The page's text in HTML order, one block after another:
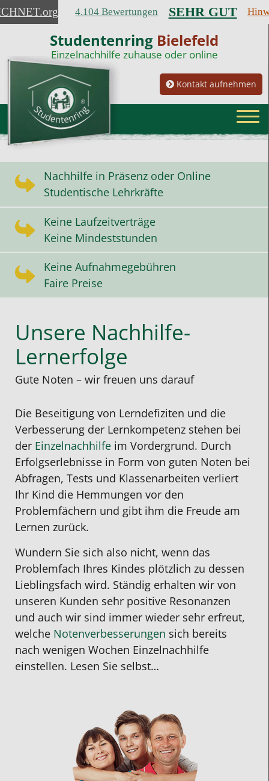
.org 4.104 Bewertungen SEHR GUT
Studentenring Bielefeld
Einzelnachhilfe zuhause oder online
Kontakt aufnehmen
Nachhilfe in Präsenz oder Online
Studentische Lehrkräfte
Keine Laufzeitverträge
Keine Mindeststunden
Keine Aufnahmegebühren
Faire Preise
Unsere Nachhilfe-
Lernerfolge
Gute Noten – wir freuen uns darauf
Die Beseitigung von Lerndefiziten und die
Verbesserung der Lernkompetenz stehen bei
der Einzelnachhilfe im Vordergrund. Durch
Erfolgserlebnisse in Form von guten Noten bei
Abfragen, Tests und Klassenarbeiten verliert
Ihr Kind die Hemmungen vor den
Problemfächern und gibt ihm die Freude am
Lernen zurück.
Wundern Sie sich also nicht, wenn das
Problemfach Ihres Kindes plötzlich zu dessen
Lieblingsfach wird. Ständig erhalten wir von
unseren Kunden sehr positive Resonanzen
und auch wir sind immer wieder sehr erfreut,
welche Notenverbesserungen sich bereits
nach wenigen Wochen Einzelnachhilfe
einstellen. Lesen Sie selbst…